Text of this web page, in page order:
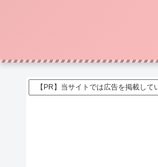
【PR】当サイトでは広告を掲載して